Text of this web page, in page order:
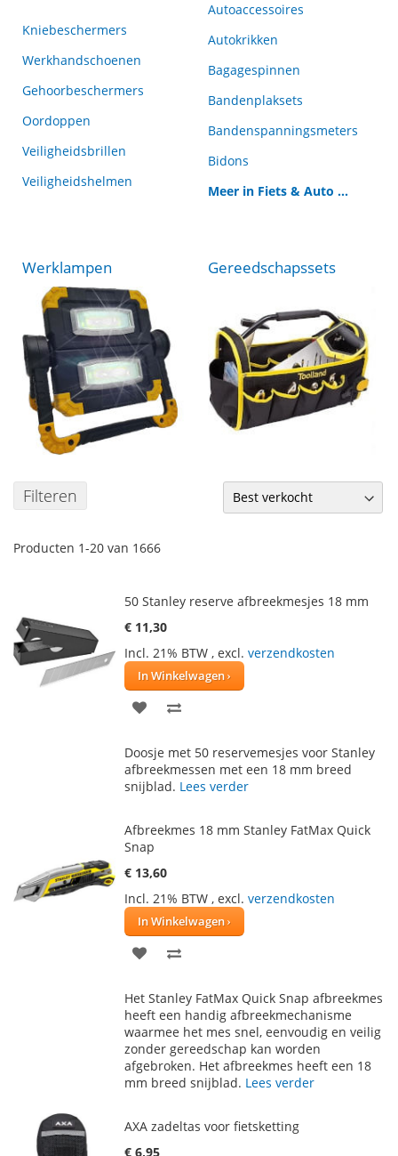
Kniebeschermers
Werkhandschoenen
Gehoorbeschermers
Oordoppen
Veiligheidsbrillen
Veiligheidshelmen
Autoaccessoires
Autokrikken
Bagagespinnen
Bandenplaksets
Bandenspanningsmeters
Bidons
Meer in Fiets & Auto ...
Werklampen Gereedschapssets
Filteren
Producten 1-20 van 1666
50 Stanley reserve afbreekmesjes 18 mm
€ 11,30
Incl. 21% BTW , excl. verzendkosten
In Winkelwagen
VOEG
AAN TE
Doosje met 50 reservemesjes voor Stanley
afbreekmessen met een 18 mm breed
snijblad. Lees verder
Afbreekmes 18 mm Stanley FatMax Quick
Snap
€ 13,60
Incl. 21% BTW , excl. verzendkosten
In Winkelwagen
VOEG
AAN
VERLANGLIJST
TE
VERGELIJKEN
Het Stanley FatMax Quick Snap afbreekmes
heeft een handig afbreekmechanisme
waarmee het mes snel, eenvoudig en veilig
zonder gereedschap kan worden
afgebroken. Het afbreekmes heeft een 18
mm breed snijblad. Lees verder
AXA zadeltas voor fietsketting
€ 6,95